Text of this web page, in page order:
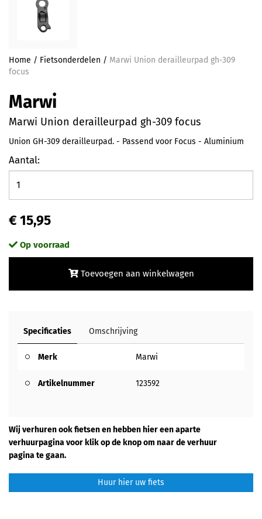
Home / Fietsonderdelen / Marwi Union derailleurpad gh-309
focus
Marwi
Marwi Union derailleurpad gh-309 focus
Union GH-309 derailleurpad. - Passend voor Focus - Aluminium
Aantal:
€ 15,95
Op voorraad
Toevoegen aan winkelwagen
Specificaties Omschrijving
Merk Marwi
Artikelnummer 123592
Wij verhuren ook fietsen en hebben hier een aparte
verhuurpagina voor klik op de knop om naar de verhuur
pagina te gaan.
Huur hier uw fiets